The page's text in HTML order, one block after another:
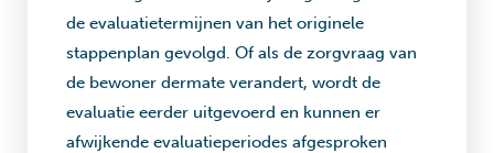
de evaluatietermijnen van het originele
stappenplan gevolgd. Of als de zorgvraag van
de bewoner dermate verandert, wordt de
evaluatie eerder uitgevoerd en kunnen er
afwijkende evaluatieperiodes afgesproken